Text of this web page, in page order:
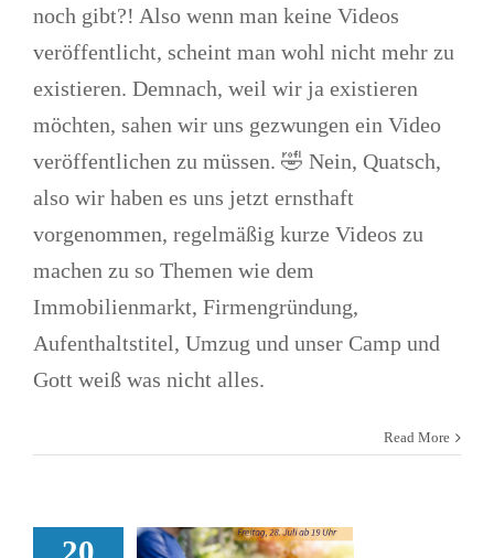
noch gibt?! Also wenn man keine Videos
veröffentlicht, scheint man wohl nicht mehr zu
existieren. Demnach, weil wir ja existieren
möchten, sahen wir uns gezwungen ein Video
veröffentlichen zu müssen. 🤣 Nein, Quatsch,
also wir haben es uns jetzt ernsthaft
vorgenommen, regelmäßig kurze Videos zu
machen zu so Themen wie dem
Immobilienmarkt, Firmengründung,
Aufenthaltstitel, Umzug und unser Camp und
Gott weiß was nicht alles.
Read More
Abend mit Val
Handpan